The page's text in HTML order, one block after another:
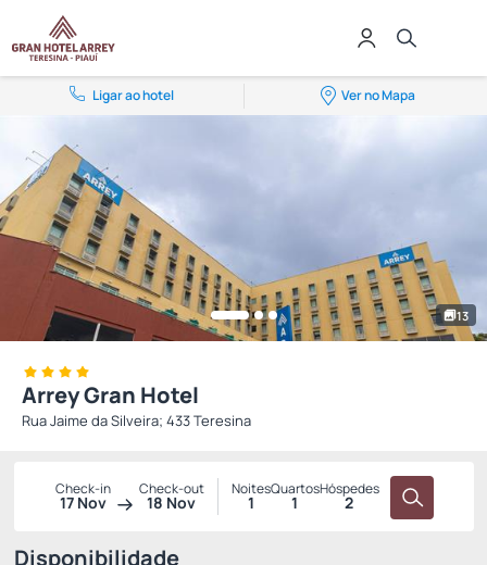
Ligar ao hotel Ver no Mapa
13
Arrey Gran Hotel
Rua Jaime da Silveira; 433 Teresina
Check-in
17 Nov
Check-out
18 Nov
Noites
1
Quartos
1
Hóspedes
2
Disponibilidade